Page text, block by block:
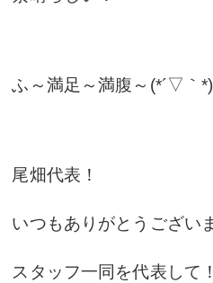
ふ～満足～満腹～(*´▽｀*)
尾畑代表！
いつもありがとうござい
スタッフ一同を代表して